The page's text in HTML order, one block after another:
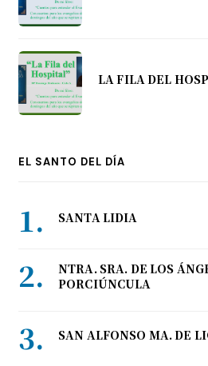
LA FILA DEL
EL SANTO DEL DÍA
SANTA LIDIA
NTRA. SRA. DE LOS
PORCIÚNCULA
SAN ALFONSO MA. DE